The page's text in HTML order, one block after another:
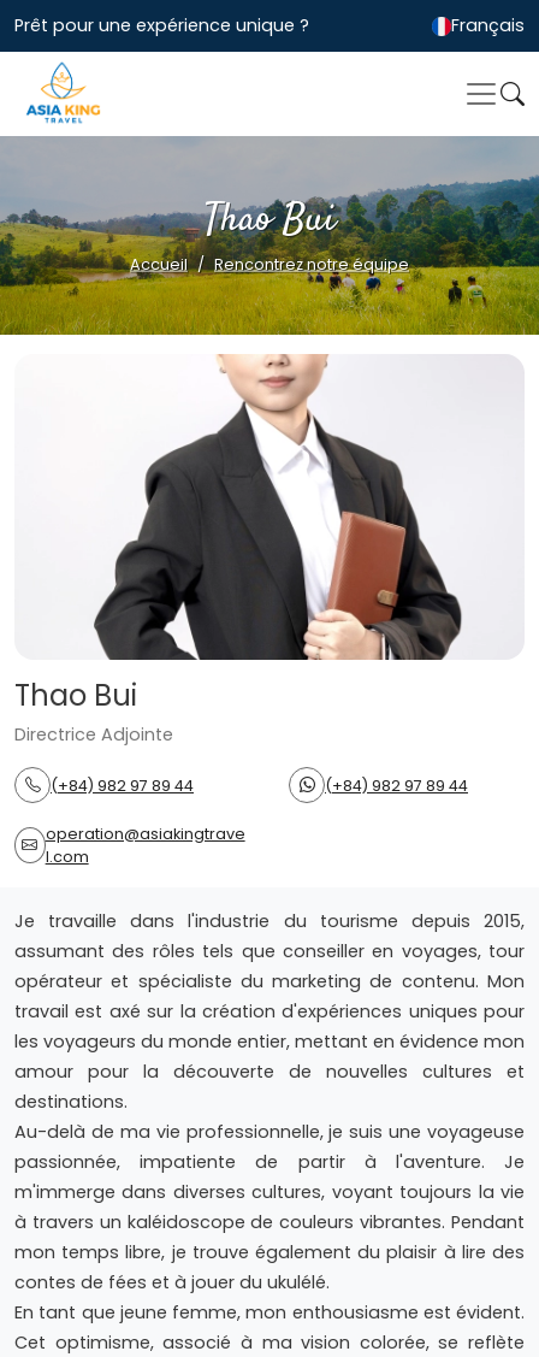
Prêt pour une expérience unique ? Français
Thao Bui
Accueil Rencontrez notre équipe
Thao Bui
Directrice Adjointe
(+84) 982 97 89 44 (+84) 982 97 89 44
operation@asiakingtrave
l.com
Je travaille dans l'industrie du tourisme depuis 2015,
assumant des rôles tels que conseiller en voyages, tour
opérateur et spécialiste du marketing de contenu. Mon
travail est axé sur la création d'expériences uniques pour
les voyageurs du monde entier, mettant en évidence mon
amour pour la découverte de nouvelles cultures et
destinations.
Au-delà de ma vie professionnelle, je suis une voyageuse
passionnée, impatiente de partir à l'aventure. Je
m'immerge dans diverses cultures, voyant toujours la vie
à travers un kaléidoscope de couleurs vibrantes. Pendant
mon temps libre, je trouve également du plaisir à lire des
contes de fées et à jouer du ukulélé.
En tant que jeune femme, mon enthousiasme est évident.
Cet optimisme, associé à ma vision colorée, se reflète